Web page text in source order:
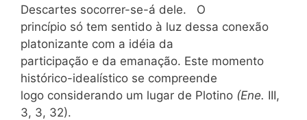
Descartes socorrer-se-á dele. O
princípio só tem sentido à luz dessa conexão
platonizante com a idéia da
participação e da emanação. Este momento
histórico-idealístico se compreende
logo considerando um lugar de Plotino (Ene. III,
3, 3, 32).